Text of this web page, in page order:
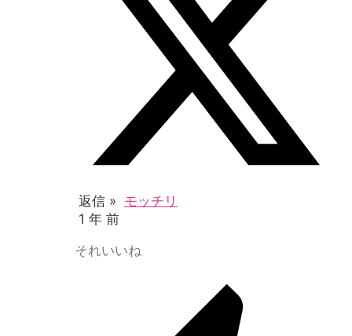
返信 » モッチリ
1 年 前
それいいね